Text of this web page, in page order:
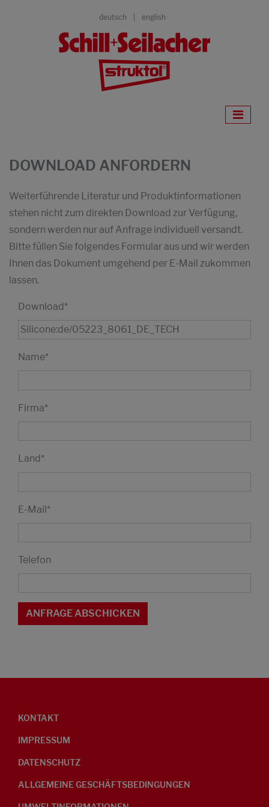
deutsch english
DOWNLOAD ANFORDERN
Weiterführende Literatur und Produktinformationen
stehen nicht zum direkten Download zur Verfügung,
sondern werden nur auf Anfrage individuell versandt.
Bitte füllen Sie folgendes Formular aus und wir werden
Ihnen das Dokument umgehend per E-Mail zukommen
lassen.
Download*
Name*
Firma*
Land*
E-Mail*
Telefon
KONTAKT
IMPRESSUM
DATENSCHUTZ
ALLGEMEINE GESCHÄFTSBEDINGUNGEN